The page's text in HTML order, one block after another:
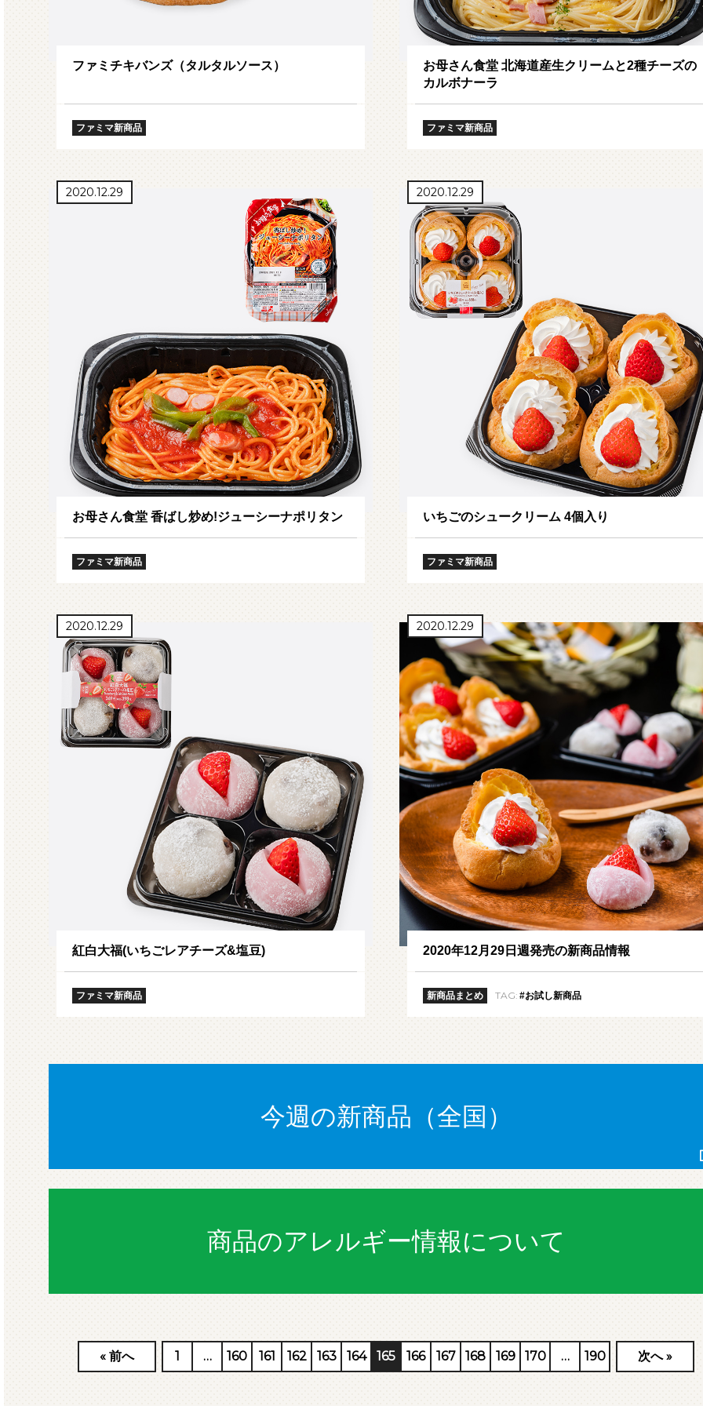
ファミチキバンズ（タルタルソース）
ファミマ新商品
お母さん食堂 北海道産生クリームと2種チーズの
カルボナーラ
ファミマ新商品
2020.12.29
お母さん食堂 香ばし炒め!ジューシーナポリタン
ファミマ新商品
2020.12.29
いちごのシュークリーム 4個入り
ファミマ新商品
2020.12.29
紅白大福(いちごレアチーズ&塩豆)
ファミマ新商品
2020.12.29
2020年12月29日週発売の新商品情報
新商品まとめ TAG: #お試し新商品
今週の新商品（全国）
商品のアレルギー情報について
« 前へ 1 … 160 161 162 163 164 165 166 167 168 169 170 … 190 次へ»